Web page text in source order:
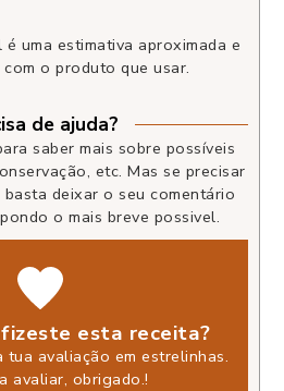
o produto que usar.
de ajuda?
etc. Mas se precisar
deixar o seu comentário
o mais breve possivel.
esta receita?
tua avaliação em estrelinhas.
avaliar, obrigado.!